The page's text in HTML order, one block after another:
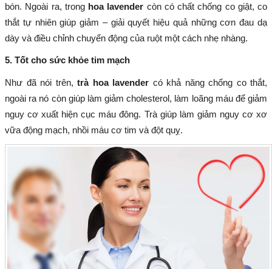
bón. Ngoài ra, trong hoa lavender còn có chất chống co giật, co
thắt tự nhiên giúp giảm – giải quyết hiệu quả những cơn đau dạ
dày và điều chỉnh chuyển động của ruột một cách nhẹ nhàng.
5. Tốt cho sức khỏe tim mạch
Như đã nói trên, trà hoa lavender có khả năng chống co thắt,
ngoài ra nó còn giúp làm giảm cholesterol, làm loãng máu để giảm
nguy cơ xuất hiện cục máu đông. Trà giúp làm giảm nguy cơ xơ
vữa động mạch, nhồi máu cơ tim và đột quỵ.